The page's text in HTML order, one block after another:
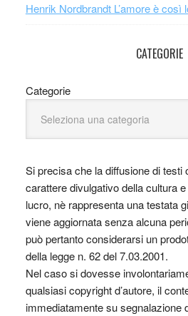
Henrik Nordbrandt L’amore è così
CATEGORIE
Categorie
Si precisa che la diffusione di testi
carattere divulgativo della cultura
lucro, nè rappresenta una testata
viene aggiornata senza alcuna
può pertanto considerarsi un
della legge n. 62 del 7.03.2001.
Nel caso si dovesse
qualsiasi copyright d’autore, il
immediatamente su segnalazione